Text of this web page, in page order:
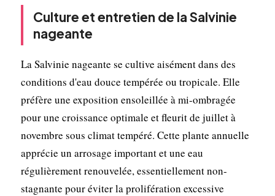
Culture et entretien de la Salvinie
nageante
La Salvinie nageante se cultive aisément dans des
conditions d'eau douce tempérée ou tropicale. Elle
préfère une exposition ensoleillée à mi-ombragée
pour une croissance optimale et fleurit de juillet à
novembre sous climat tempéré. Cette plante annuelle
apprécie un arrosage important et une eau
régulièrement renouvelée, essentiellement non-
stagnante pour éviter la prolifération excessive